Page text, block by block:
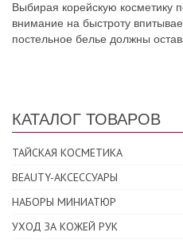
Выбирая корейскую косметику
внимание на быстроту
постельное белье должны
КАТАЛОГ ТОВАРОВ
ТАЙСКАЯ КОСМЕТИКА
BEAUTY-АКСЕССУАРЫ
НАБОРЫ МИНИАТЮР
УХОД ЗА КОЖЕЙ РУК